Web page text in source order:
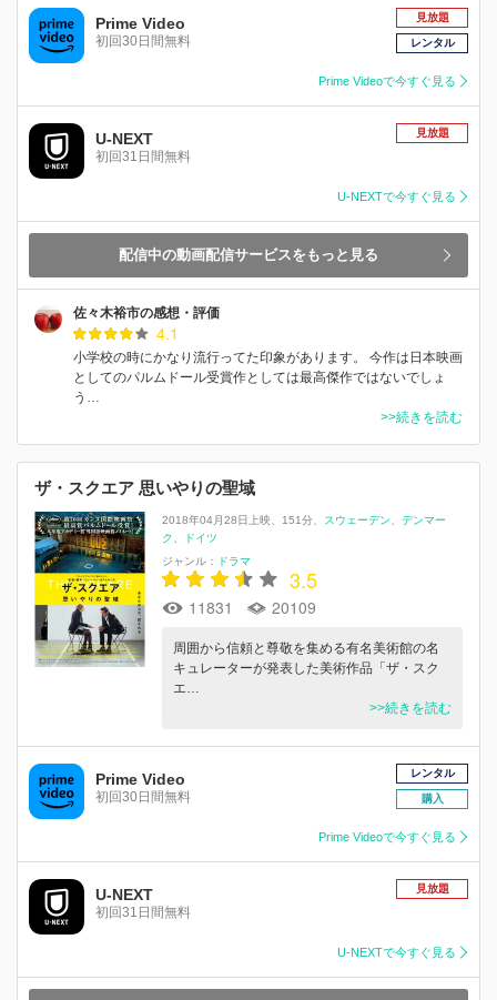
Prime Video
初回30日間無料
見放題
レンタル
Prime Videoで今すぐ見る
U-NEXT
初回31日間無料
見放題
U-NEXTで今すぐ見る
配信中の動画配信サービスをもっと見る
佐々木裕市の感想・評価
4.1
小学校の時にかなり流行ってた印象があります。 今作は日本映画
としてのパルムドール受賞作としては最高傑作ではないでしょ
う…
>>続きを読む
ザ・スクエア 思いやりの聖域
2018年04月28日上映 151分 スウェーデン
デンマー
ク
ドイツ
ジャンル：
ドラマ
3.5
11831 20109
周囲から信頼と尊敬を集める有名美術館の名
キュレーターが発表した美術作品「ザ・スク
エ…
>>続きを読む
Prime Video
初回30日間無料
レンタル
購入
Prime Videoで今すぐ見る
U-NEXT
初回31日間無料
見放題
U-NEXTで今すぐ見る